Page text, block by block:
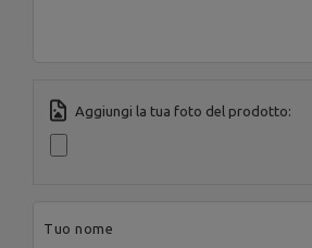
Aggiungi la tua foto del prodotto:
Tuo nome